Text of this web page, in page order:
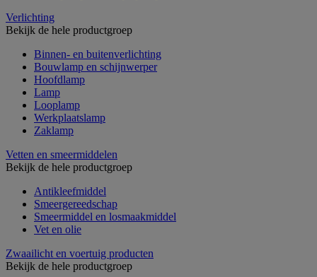
Verlichting
Bekijk de hele productgroep
Binnen- en buitenverlichting
Bouwlamp en schijnwerper
Hoofdlamp
Lamp
Looplamp
Werkplaatslamp
Zaklamp
Vetten en smeermiddelen
Bekijk de hele productgroep
Antikleefmiddel
Smeergereedschap
Smeermiddel en losmaakmiddel
Vet en olie
Zwaailicht en voertuig producten
Bekijk de hele productgroep